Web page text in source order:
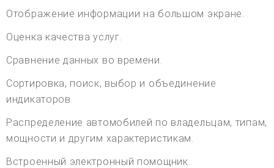
Отображение информации на большом экране.
Оценка качества услуг.
Сравнение данных во времени.
Сортировка, поиск, выбор и объединение
индикаторов.
Распределение автомобилей по владельцам, типам,
мощности и другим характеристикам.
Встроенный электронный помощник.